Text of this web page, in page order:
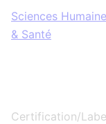
Sciences
& Santé
Certification/